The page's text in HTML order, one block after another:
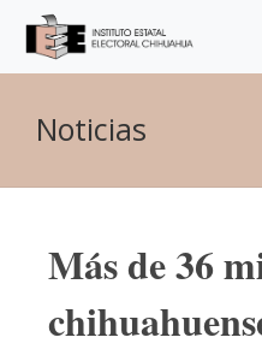
Noticias
Más de 36